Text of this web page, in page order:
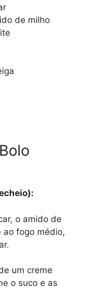
de milho
o amido de
ao fogo médio,
um creme
o suco e as